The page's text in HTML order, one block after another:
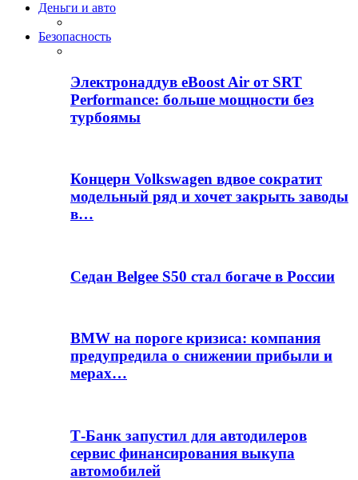
Деньги и авто
Безопасность
Электронаддув eBoost Air от SRT
Performance: больше мощности без
турбоямы
Концерн Volkswagen вдвое сократит
модельный ряд и хочет закрыть заводы
в…
Седан Belgee S50 стал богаче в России
BMW на пороге кризиса: компания
предупредила о снижении прибыли и
мерах…
Т-Банк запустил для автодилеров
сервис финансирования выкупа
автомобилей